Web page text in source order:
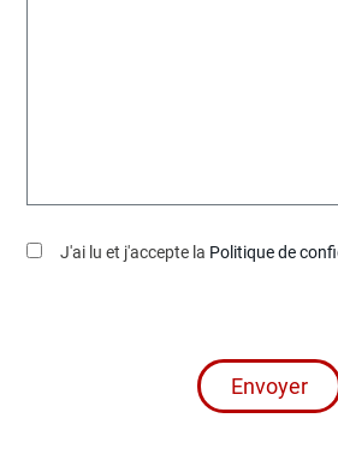
J'ai lu et j'accepte la Politique de
Envoyer